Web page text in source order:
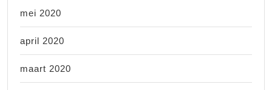
mei 2020
april 2020
maart 2020